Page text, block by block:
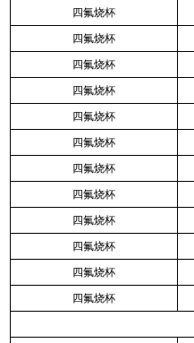
四氟烧杯
四氟烧杯
四氟烧杯
四氟烧杯
四氟烧杯
四氟烧杯
四氟烧杯
四氟烧杯
四氟烧杯
四氟烧杯
四氟烧杯
四氟烧杯